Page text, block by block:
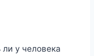
ли у человека